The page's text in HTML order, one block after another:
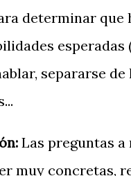
determinar que
separarse
Las preguntas a
muy concretas,